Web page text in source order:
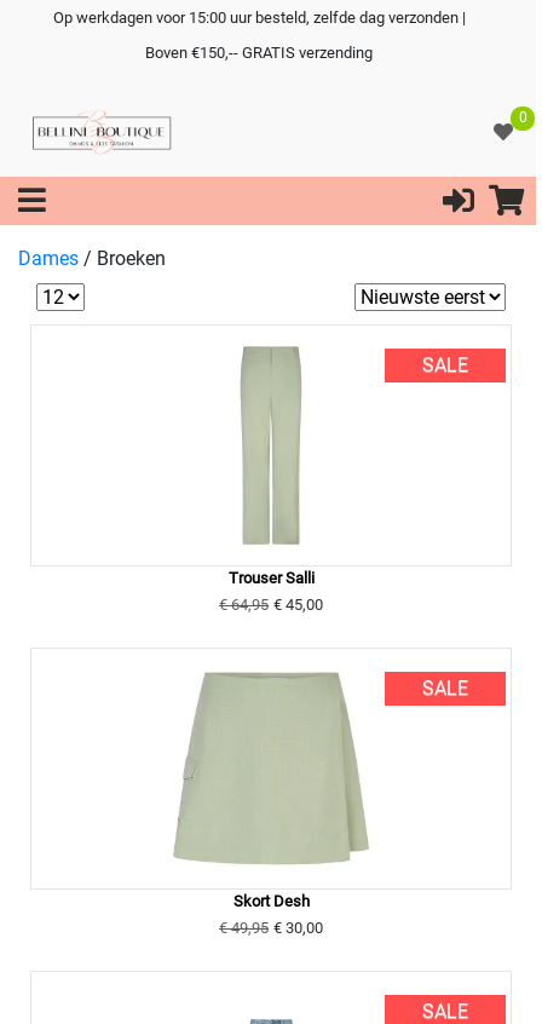
Op werkdagen voor 15:00 uur besteld, zelfde dag verzonden |
Boven €150,-- GRATIS verzending
0
Dames / Broeken
SALE
Trouser Salli
€ 64,95 € 45,00
SALE
Skort Desh
€ 49,95 € 30,00
SALE